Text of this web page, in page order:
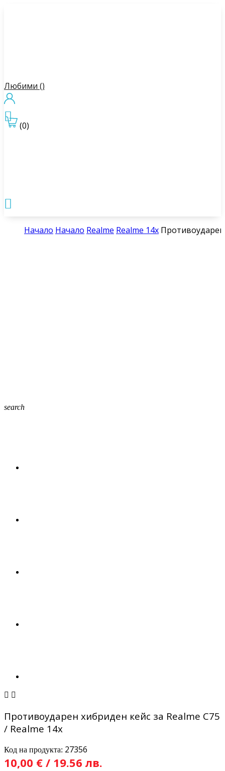
Любими ()
(0)


Начало Начало Realme Realme 14x Противоударен
search
 
Противоударен хибриден кейс за Realme C75
/ Realme 14x
Код на продукта: 27356
10,00 € / 19.56 лв.